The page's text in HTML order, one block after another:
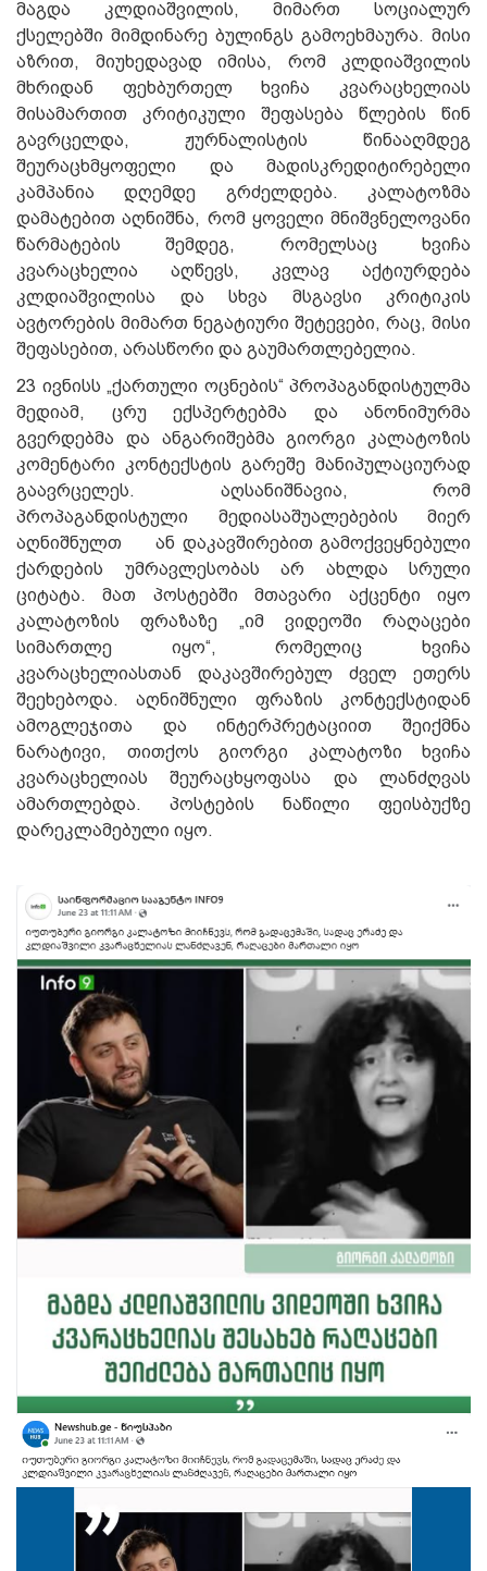
მაგდა კლდიაშვილის, მიმართ სოციალურ
ქსელებში მიმდინარე ბულინგს გამოეხმაურა. მისი
აზრით, მიუხედავად იმისა, რომ კლდიაშვილის
მხრიდან ფეხბურთელ ხვიჩა კვარაცხელიას
მისამართით კრიტიკული შეფასება წლების წინ
გავრცელდა, ჟურნალისტის წინააღმდეგ
შეურაცხმყოფელი და მადისკრედიტირებელი
კამპანია დღემდე გრძელდება. კალატოზმა
დამატებით აღნიშნა, რომ ყოველი მნიშვნელოვანი
წარმატების შემდეგ, რომელსაც ხვიჩა
კვარაცხელია აღწევს, კვლავ აქტიურდება
კლდიაშვილისა და სხვა მსგავსი კრიტიკის
ავტორების მიმართ ნეგატიური შეტევები, რაც, მისი
შეფასებით, არასწორი და გაუმართლებელია.
23 ივნისს „ქართული ოცნების“ პროპაგანდისტულმა
მედიამ, ცრუ ექსპერტებმა და ანონიმურმა
გვერდებმა და ანგარიშებმა გიორგი კალატოზის
კომენტარი კონტექსტის გარეშე მანიპულაციურად
გაავრცელეს. აღსანიშნავია, რომ
პროპაგანდისტული მედიასაშუალებების მიერ
აღნიშნულთ ან დაკავშირებით გამოქვეყნებული
ქარდების უმრავლესობას არ ახლდა სრული
ციტატა. მათ პოსტებში მთავარი აქცენტი იყო
კალატოზის ფრაზაზე „იმ ვიდეოში რაღაცები
სიმართლე იყო“, რომელიც ხვიჩა
კვარაცხელიასთან დაკავშირებულ ძველ ეთერს
შეეხებოდა. აღნიშნული ფრაზის კონტექსტიდან
ამოგლეჯითა და ინტერპრეტაციით შეიქმნა
ნარატივი, თითქოს გიორგი კალატოზი ხვიჩა
კვარაცხელიას შეურაცხყოფასა და ლანძღვას
ამართლებდა. პოსტების ნაწილი ფეისბუქზე
დარეკლამებული იყო.